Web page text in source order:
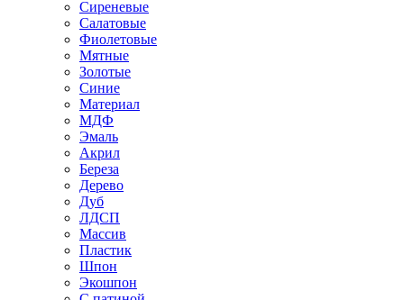
Сиреневые
Салатовые
Фиолетовые
Мятные
Золотые
Синие
Материал
МДФ
Эмаль
Акрил
Береза
Дерево
Дуб
ЛДСП
Массив
Пластик
Шпон
Экошпон